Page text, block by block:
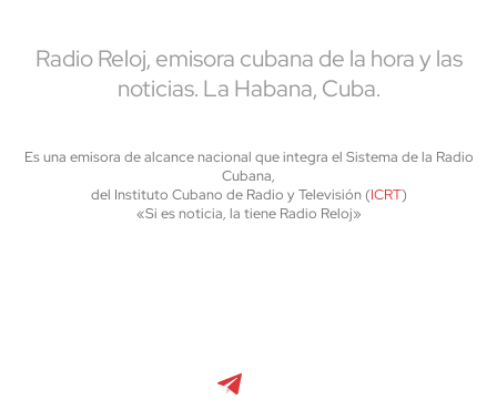
Radio Reloj, emisora cubana de la hora y las
noticias. La Habana, Cuba.
Es una emisora de alcance nacional que integra el Sistema de la Radio
Cubana,
del Instituto Cubano de Radio y Televisión (ICRT)
«Si es noticia, la tiene Radio Reloj»